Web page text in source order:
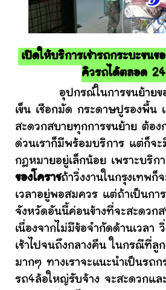
เปิดให้บริการเช่ารถกระบะขน
คิวรถได้ตลอด
อุปกรณ์ในการขนย้ายของ
เข็น เชือกมัด กระดาษปูรองพื้น
สะดวกสบายทุกการขนย้าย ต้อง
ด่วนเราก็มีพร้อมบริการ แต่ก็จะ
กฎหมายอยู่เล็กน้อย เพราะบริก
ของโคราชถ้าวิ่งงานในกรุงเทพก็
เวลาอยู่พอสมควร แต่ถ้าเป็นกา
จังหวัดอันนี้ค่อนข้างที่จะสะดวก
เนื่องจากไม่มีข้อจำกัดด้านเวลา
เช้าไปจนถึงกลางคืน ในกรณีที่ลู
มากๆ ทางเราจะแนะนำเป็นรถ
รถ4ล้อใหญ่รับจ้าง จะสะดวกแล